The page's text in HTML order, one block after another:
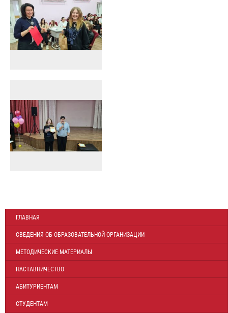
ГЛАВНАЯ
СВЕДЕНИЯ ОБ ОБРАЗОВАТЕЛЬНОЙ ОРГАНИЗАЦИИ
МЕТОДИЧЕСКИЕ МАТЕРИАЛЫ
НАСТАВНИЧЕСТВО
АБИТУРИЕНТАМ
СТУДЕНТАМ